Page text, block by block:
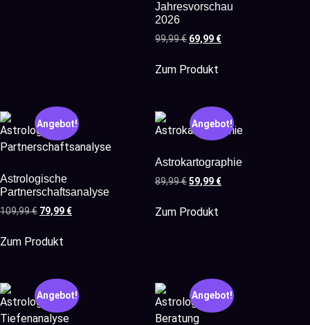
Jahresvorschau
2026
99,99€ 69,99 €
Zum Produkt
Angebot!
Astrologische
Partnerschaftsanalyse
109,99€ 79,99 €
Zum Produkt
Angebot!
Astrokartographie
89,99€59,99 €
Zum Produkt
Angebot! Angebot!